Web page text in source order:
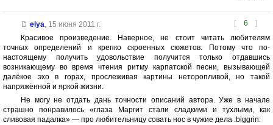
[ 6 ]
elya, 15 июня 2011 г.
Красивое произведение. Наверное, не стоит читать любителям
точных определений и крепко скроенных сюжетов. Потому что по-
настоящему получить удовольствие получится только отдавшись
возникающему во время чтения ритму карпатской песни, вызывающей
далёкое эхо в горах, прослеживая картины неторопливой, но такой
напряжённой и яркой жизни.
Не могу не отдать дань точности описаний автора. Уже в начале
страшно понравилось «глаза Маргит стали сладкими и тухлыми, как
сливовая падалка» — про любительницу совать нос в чужие дела :biggrin: